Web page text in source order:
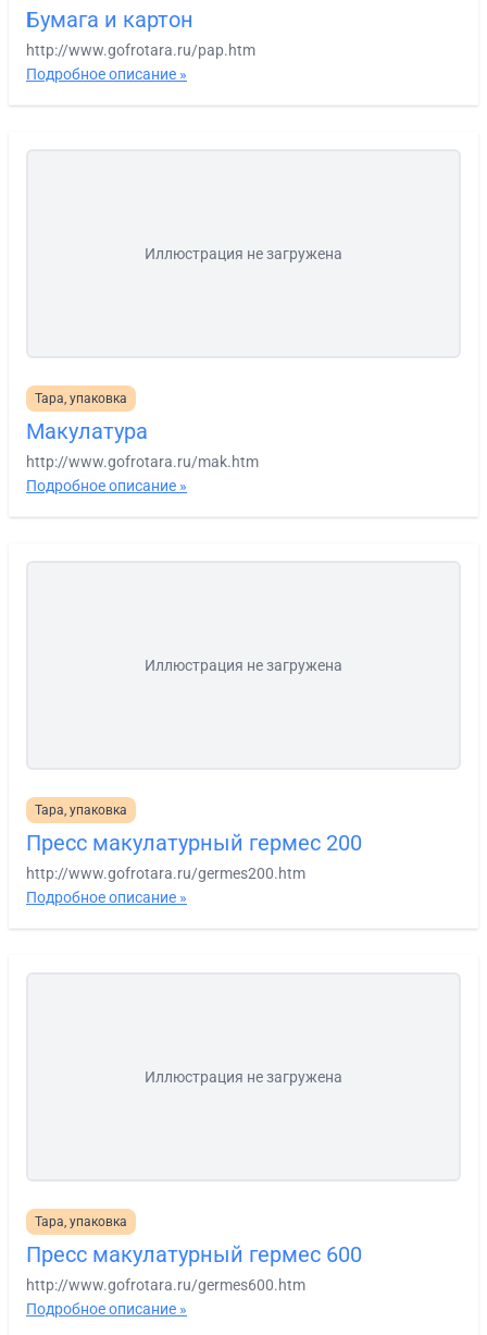
Бумага и картон
http://www.gofrotara.ru/pap.htm
Подробное описание »
Иллюстрация не загружена
Тара, упаковка
Макулатура
http://www.gofrotara.ru/mak.htm
Подробное описание »
Иллюстрация не загружена
Тара, упаковка
Пресс макулатурный гермес 200
http://www.gofrotara.ru/germes200.htm
Подробное описание »
Иллюстрация не загружена
Тара, упаковка
Пресс макулатурный гермес 600
http://www.gofrotara.ru/germes600.htm
Подробное описание »